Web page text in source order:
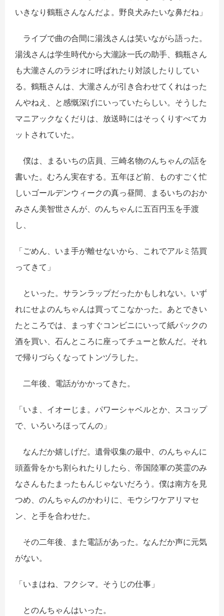
いきなり鶴瓶さんなんだよ。野良犬みたいな鼻だね」
ライブで曲の合間に湯浅さんは笑いながら語った。
湯浅さんは学生時代から大瀧詠一氏の助手、鶴瓶さん
も大瀧さんのラジオに呼ばれたり対談したりしてい
る。鶴瓶さんは、大瀧さんが引き合わせてくれはった
んやねえ、と感慨深げにいっていたらしい。そうした
マニアックなくだりは、放送時にはそっくりすべてカ
ットされていた。
僕は、まるいちの店員、三崎名物のんちゃんの話を
書いた。むろん実在する。五年ほど前、ものすごく忙
しいゴールデンウィークの真っ昼間、まるいちのおか
みさん美智世さんが、のんちゃんに五百円玉を手渡
し、
「ごめん、いま手が離せないから、これでアルミ箔買
ってきて」
といった。サランラップだったかもしれない。いず
れにせよのんちゃんは買ってこなかった。あとできい
たところでは、まっすぐコンビニにいって紙パックの
酒を買い、石んところに座ってチューと飲んだ。それ
で帰りづらくなってトンヅラした。
二年後、電話がかかってきた。
「いま、イオーじま。パワーシャベルとか、スコップ
で、いろいろほってんの」
なんだか嬉しげだ。遺骨収集の最中、のんちゃんに
頭蓋骨をかち割られたりしたら、帝国陸軍の英霊のみ
なさんもたまったもんじゃないだろう。僕は南方を見
つめ、のんちゃんのかわりに、モウシワケアリマセ
ン、と手を合わせた。
その二年後、また電話があった。なんだか声に元気
がない。
「いまはね、フクシマ。そうじの仕事」
とのんちゃんはいった。